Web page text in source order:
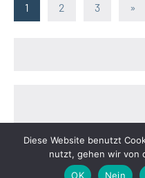
1 2 3 »
|
Diese Website benutzt
nutzt, gehen wir von
OK
Nein